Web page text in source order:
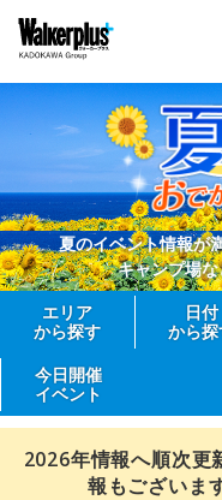
夏のイベント情報が
キャンプ場
エリア
から探す
日付
から
今日開催
イベント
2026年情報へ順次更
報もございま